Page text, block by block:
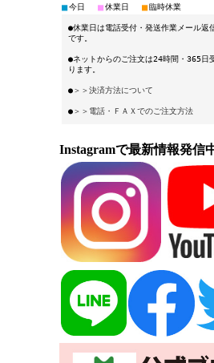
■今日 ■休業日 ■臨時休業
●休業日は電話受付・発送作業メール返
です。
●ネットからのご注文は24時間・365日
ります。
●＞＞決済方法について
●＞＞電話・ＦＡＸでのご注文方法
Instagramで最新情報発信